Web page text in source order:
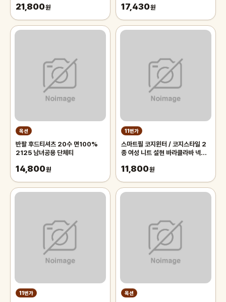
21,800원 17,430원
옥션
반팔 후드티셔츠 20수 면100%
2125 남녀공용 단체티
14,800원
11번가
스마트필 코지윈터 / 코지스타일 2
종 여성 니트 설현 바라클라바 넥워
토시 알래스카 모음전 스포츠
11,800원
11번가 옥션